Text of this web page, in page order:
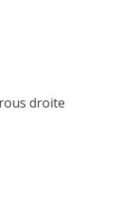
droite